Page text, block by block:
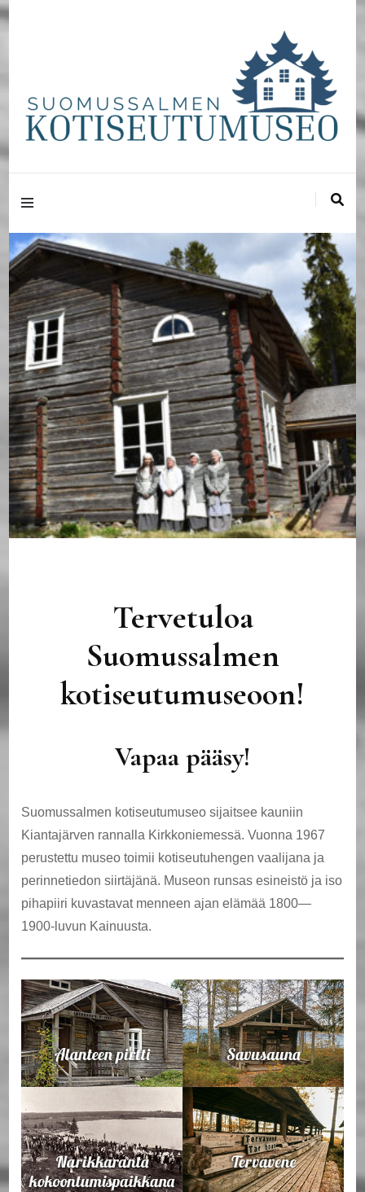
Suomussalmen
kotiseutumuseo
Tervetuloa
Suomussalmen
kotiseutumuseoon!
Vapaa pääsy!
Suomussalmen kotiseutumuseo sijaitsee kauniin
Kiantajärven rannalla Kirkkoniemessä. Vuonna 1967
perustettu museo toimii kotiseutuhengen vaalijana ja
perinnetiedon siirtäjänä. Museon runsas esineistö ja iso
pihapiiri kuvastavat menneen ajan elämää 1800—
1900-luvun Kainuusta.